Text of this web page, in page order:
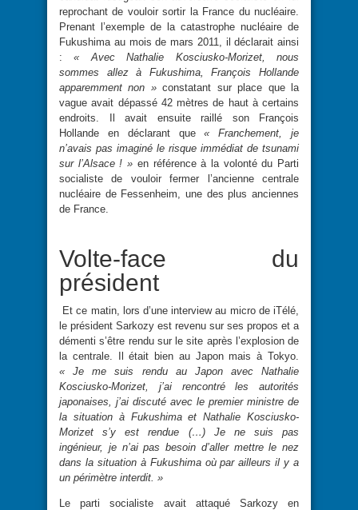
reprochant de vouloir sortir la France du nucléaire.
Prenant l’exemple de la catastrophe nucléaire de
Fukushima au mois de mars 2011, il déclarait ainsi
:« Avec Nathalie Kosciusko-Morizet, nous
sommes allez à Fukushima, François Hollande
apparemment non »constatant sur place que la
vague avait dépassé 42 mètres de haut à certains
endroits. Il avait ensuite raillé son François
Hollande en déclarant que« Franchement, je
n’avais pas imaginé le risque immédiat de tsunami
sur l’Alsace ! » en référence à la volonté du Parti
socialiste de vouloir fermer l’ancienne centrale
nucléaire de Fessenheim, une des plus anciennes
de France.
Volte-face du
président
Et ce matin, lors d’une interview au micro de iTélé,
le président Sarkozy est revenu sur ses propos et a
démenti s’être rendu sur le site après l’explosion de
la centrale. Il était bien au Japon mais à Tokyo.
« Je me suis rendu au Japon avec Nathalie
Kosciusko-Morizet, j’ai rencontré les autorités
japonaises, j’ai discuté avec le premier ministre de
la situation à Fukushima et Nathalie Kosciusko-
Morizet s’y est rendue (…) Je ne suis pas
ingénieur, je n’ai pas besoin d’aller mettre le nez
dans la situation à Fukushima où par ailleurs il y a
un périmètre interdit. »
Le parti socialiste avait attaqué Sarkozy en